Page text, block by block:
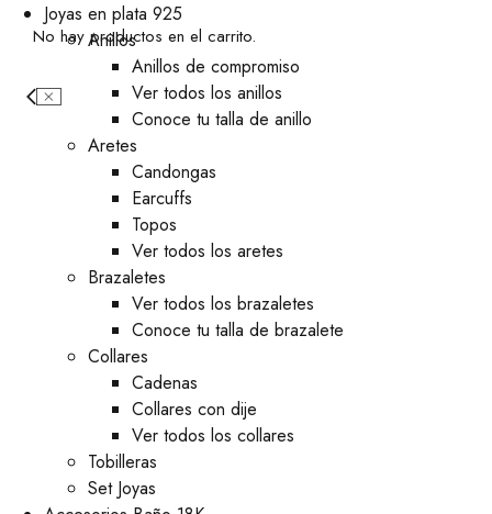
No hay productos en el carrito.
Joyas en plata 925
Anillos
Anillos de compromiso
Ver todos los anillos
Conoce tu talla de anillo
Aretes
⁠Candongas
Earcuffs
Topos
Ver todos los aretes
Brazaletes
Ver todos los brazaletes
Conoce tu talla de brazalete
Collares
Cadenas
Collares con dije
Ver todos los collares
Tobilleras
Set Joyas